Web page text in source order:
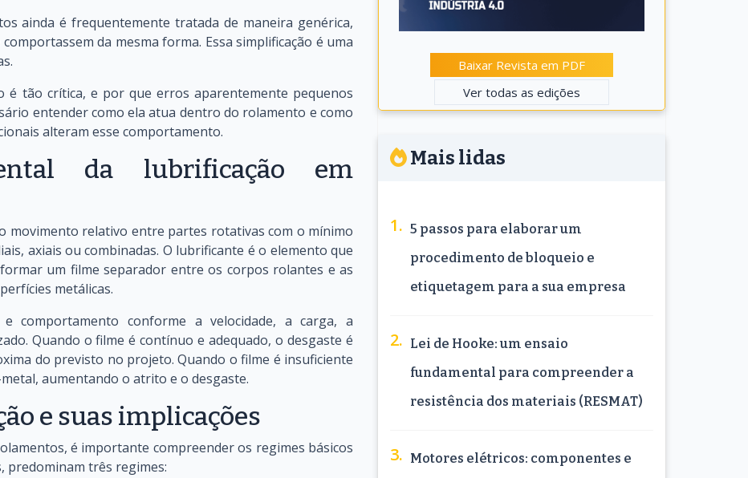
ainda é frequentemente tratada de maneira genérica,
da mesma forma. Essa simplificação é uma
é tão crítica, e por que erros aparentemente pequenos
entender como ela atua dentro do rolamento e como
alteram esse comportamento.
da lubrificação em
movimento relativo entre partes rotativas com o mínimo
axiais ou combinadas. O lubrificante é o elemento que
um filme separador entre os corpos rolantes e as
metálicas.
comportamento conforme a velocidade, a carga, a
Quando o filme é contínuo e adequado, o desgaste é
do previsto no projeto. Quando o filme é insuficiente
aumentando o atrito e o desgaste.
e suas implicações
é importante compreender os regimes básicos
predominam três regimes:
Baixar Revista em PDF
Ver todas as edições
Mais lidas
5 passos para elaborar um
procedimento de bloqueio e
etiquetagem para a sua empresa
Lei de Hooke: um ensaio
fundamental para compreender a
resistência dos materiais (RESMAT)
Motores elétricos: componentes e